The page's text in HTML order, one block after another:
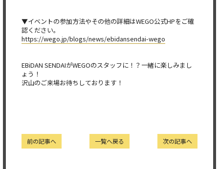
▼イベントの参加方法やその他の詳細はWEGO公式HPをご確
認ください。
https://wego.jp/blogs/news/ebidansendai-wego
EBiDAN SENDAIがWEGOのスタッフに！？一緒に楽しみまし
ょう！
沢山のご来場お待ちしております！
次の記事へ
一覧へ戻る
前の記事へ